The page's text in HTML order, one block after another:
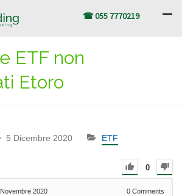
☎ 055 7770219
ETF non
Etoro
5 Dicembre 2020 ETF
0
2020 0 Comments